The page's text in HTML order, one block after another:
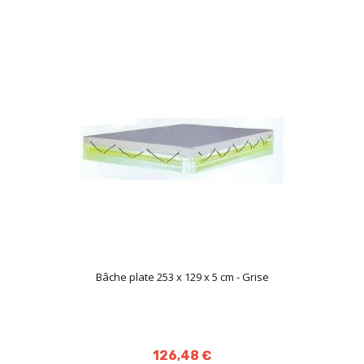
Bâche plate 253 x 129 x 5 cm - Grise
126,48 €